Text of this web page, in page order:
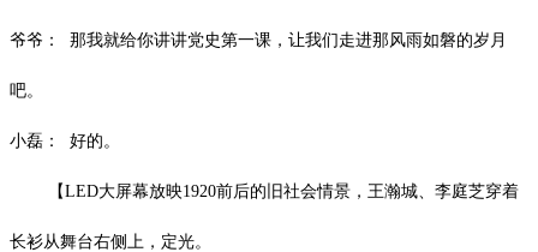
爷爷： 那我就给你讲讲党史第一课，让我们走进那风雨如磐的岁月
吧。
小磊： 好的。
【LED大屏幕放映1920前后的旧社会情景， 王瀚城、李庭芝穿着
长衫从舞台右侧上，定光。